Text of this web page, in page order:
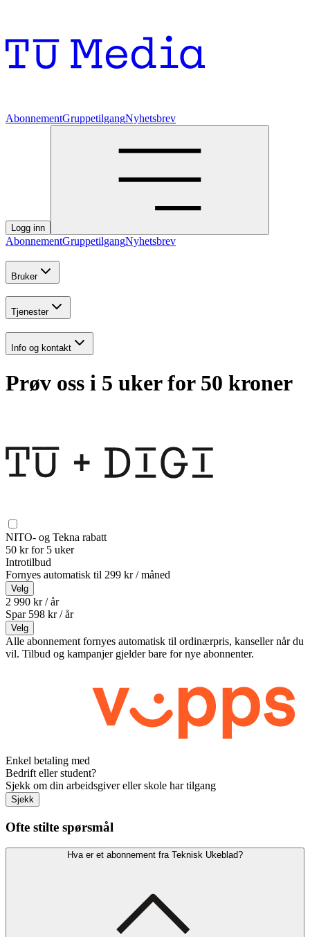
AbonnementGruppetilgangNyhetsbrev
Logg inn
AbonnementGruppetilgangNyhetsbrev
Bruker
Tjenester
Info og kontakt
Prøv oss i 5 uker for 50 kroner
NITO- og Tekna rabatt
50 kr for 5 uker
Introtilbud
Fornyes automatisk til 299 kr / måned
Velg
2 990 kr / år
Spar 598 kr /år
Velg
Alle abonnement fornyes automatisk til ordinærpris, kanseller når du
vil. Tilbud og kampanjer gjelder bare for nye abonnenter.
Enkel betaling med
Bedrift eller student?
Sjekk om din arbeidsgiver eller skole har tilgang
Sjekk
Ofte stilte spørsmål
Hva er et abonnement fra Teknisk Ukeblad?